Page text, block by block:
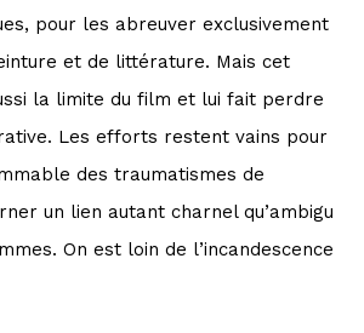
pour les abreuver exclusivement
et de littérature. Mais cet
la limite du film et lui fait perdre
Les efforts restent vains pour
des traumatismes de
un lien autant charnel qu’ambigu
On est loin de l’incandescence